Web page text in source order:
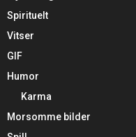
Spirituelt
Vitser
GIF
Humor
Karma
Morsomme bilder